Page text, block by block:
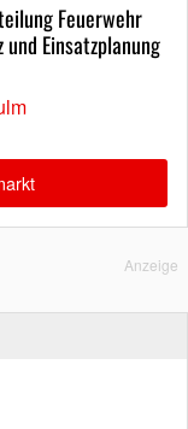
Feuerwehr
Einsatzplanung
Anzeige